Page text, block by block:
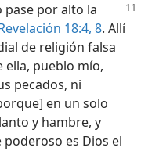
pase poralto la
18:4, 8. Allí
de religión falsa
ella, pueblo mío,
pecados, ni
en un solo
y hambre, y
es Dios el